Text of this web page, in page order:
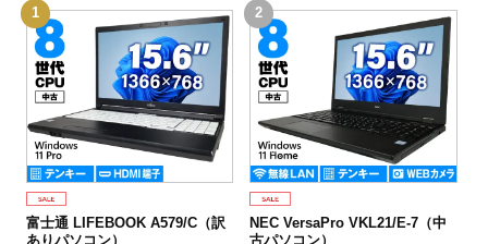
1
富士通 LIFEBOOK A579/C（訳
ありパソコン）
2
NEC VersaPro VKL21/E-7（中
古パソコン）